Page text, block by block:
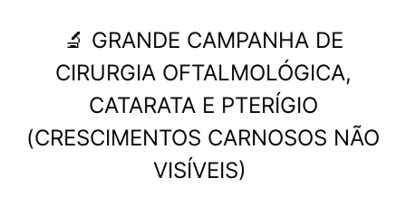
🔬 GRANDE CAMPANHA DE
CIRURGIA OFTALMOLÓGICA,
CATARATA E PTERÍGIO
(CRESCIMENTOS CARNOSOS NÃO
VISÍVEIS)